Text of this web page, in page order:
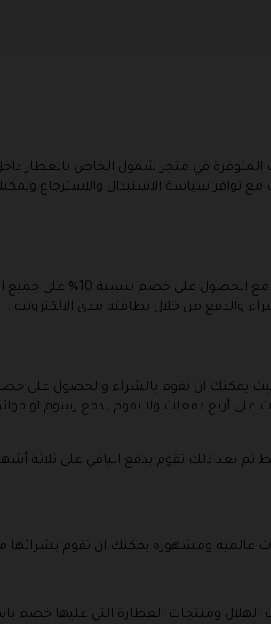
المتوفرة في متجر شمول الخاص بالعطار
توافر سياسة الاستبدال والاسترجاع
يوفر متجر شمول امكانية ان تقوم بشراء اي من المنتجات المتوفرة داخل
والدفع من خلال بطاقته مدى الالكترونيه .
يمكنك ان تقوم بالشراء والحصول على
أربع دفعات ولا تقوم بدفع رسوم او
بعد ذلك تقوم بدفع الباقي على ثلاثة أشهر
عالميه ومشهوره يمكنك ان تقوم بشرائها
الهلال ومنتجات العطارة التي عليها خصم